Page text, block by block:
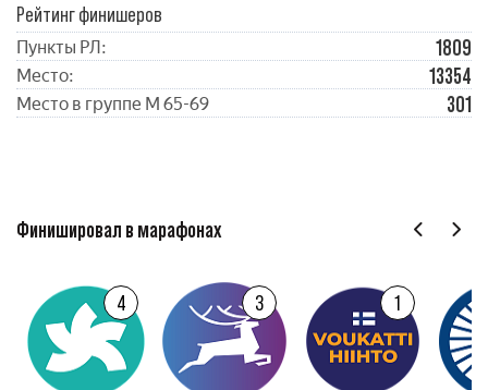
Рейтинг финишеров
Пункты РЛ: 1809
Место: 13354
Место в группе М 65-69 301
Финишировал в марафонах
4 3 1